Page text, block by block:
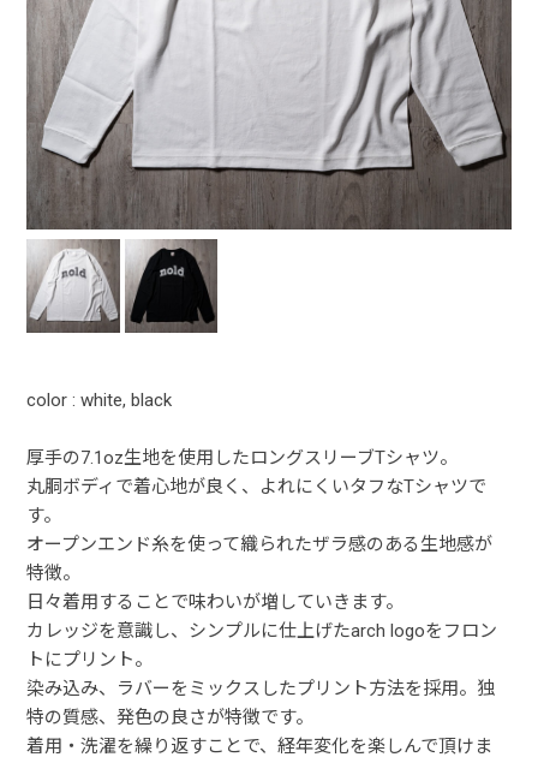
color : white, black
厚手の7.1oz生地を使用したロングスリーブTシャツ。
丸胴ボディで着心地が良く、よれにくいタフなTシャツで
す。
オープンエンド糸を使って織られたザラ感のある生地感が
特徴。
日々着用することで味わいが増していきます。
カレッジを意識し、シンプルに仕上げたarch logoをフロン
トにプリント。
染み込み、ラバーをミックスしたプリント方法を採用。独
特の質感、発色の良さが特徴です。
着用・洗濯を繰り返すことで、経年変化を楽しんで頂けま